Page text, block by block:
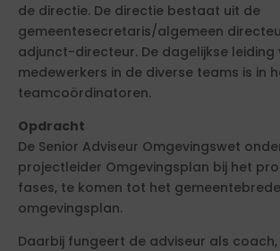
de directie. De directie bestaat uit de
gemeentesecretaris/algemeen
adjunct-directeur. De dagelijkse leiding
medewerkers in de diverse teams is in
teamcoördinatoren.
Opdracht
De Senior Adviseur Omgevingswet
projectleider Omgevingsplan bij het
fases, te komen tot het gemeentebrede
omgevingsplan.
Daarbij fungeert de adviseur als